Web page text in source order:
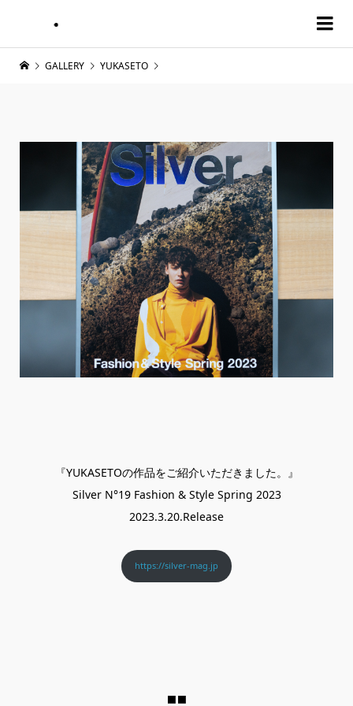
GALLERY YUKASETO
『YUKASETOの作品をご紹介いただきました。』
Silver N°19 Fashion & Style Spring 2023
2023.3.20.Release
https://silver-mag.jp